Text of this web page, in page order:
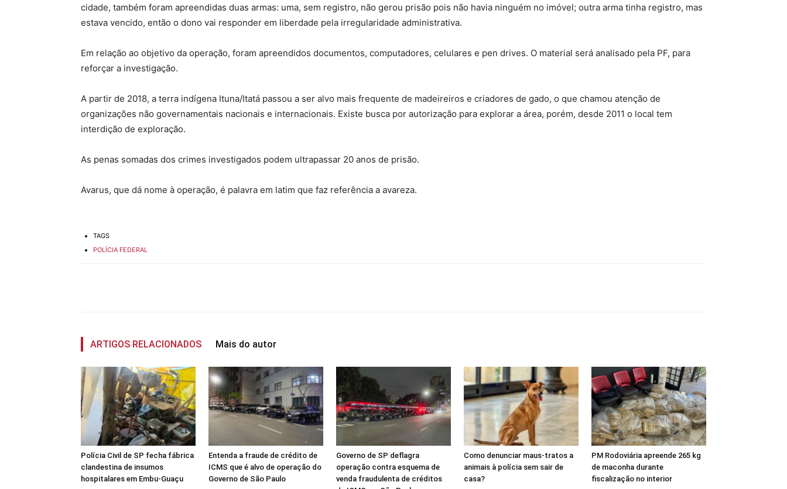
cidade, também foram apreendidas duas armas: uma, sem registro, não gerou prisão pois não havia ninguém no imóvel; outra arma tinha registro, mas
estava vencido, então o dono vai responder em liberdade pela irregularidade administrativa.
Em relação ao objetivo da operação, foram apreendidos documentos, computadores, celulares e pen drives. O material será analisado pela PF, para
reforçar a investigação.
A partir de 2018, a terra indígena Ituna/Itatá passou a ser alvo mais frequente de madeireiros e criadores de gado, o que chamou atenção de
organizações não governamentais nacionais e internacionais. Existe busca por autorização para explorar a área, porém, desde 2011 o local tem
interdição de exploração.
As penas somadas dos crimes investigados podem ultrapassar 20 anos de prisão.
Avarus, que dá nome à operação, é palavra em latim que faz referência a avareza.
TAGS
POLÍCIA FEDERAL
ARTIGOS RELACIONADOS Mais do autor
Polícia Civil de SP fecha fábrica
clandestina de insumos
hospitalares em Embu-Guaçu
Entenda a fraude de crédito de
ICMS que é alvo de operação do
Governo de São Paulo
Governo de SP deflagra
operação contra esquema de
venda fraudulenta de créditos
Como denunciar maus-tratos a
animais à polícia sem sair de
casa?
PM Rodoviária apreende 265 kg
de maconha durante
fiscalização no interior